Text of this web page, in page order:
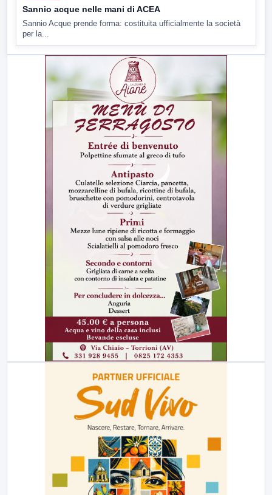
Sannio acque nelle mani di ACEA
Sannio Acque prende forma: costituita ufficialmente la società
per la...